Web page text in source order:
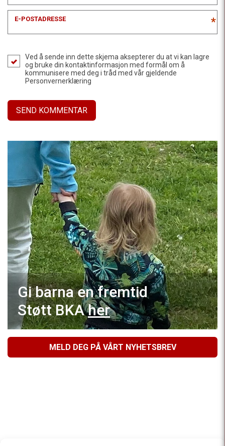
E-POSTADRESSE *
Ved å sende inn dette skjema aksepterer du at vi kan lagre
og bruke din kontaktinformasjon med formål om å
kommunisere med deg i tråd med vår gjeldende
Personvernerklæring
Gi barna en fremtid
Støtt BKAher
MELD DEG PÅ VÅRT NYHETSBREV